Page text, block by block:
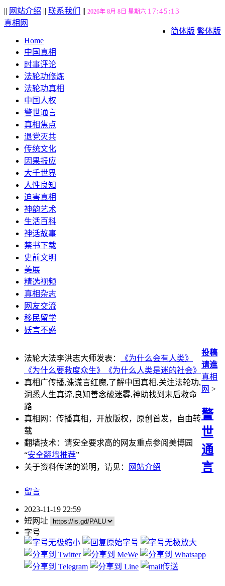
|| 网站介绍 || 联系我们 || 2026年 8月 8日 星期六 17:45:14
简体版 繁体版
真相网
Home
中国真相
时事评论
法轮功修炼
法轮功真相
中国人权
警世通言
真相焦点
退党灭共
传统文化
因果报应
大千世界
人性良知
迫害真相
神韵艺术
生活百科
神话故事
禁书下载
史前文明
美展
精选视频
真相杂志
网友交流
移民留学
妖言不惑
法轮大法李洪志大师发表：
《为什么会有人类》
《为什么要救度众生》
《为什么人类是迷的社会》
真相广传播,诛谎言红魔,了解中国真相,关注法轮功,
洞悉人生真谛,良知善念破迷雾,神助找到末后救命
路
真相网：传播真相，开放版权，原创首发，自由转
载
翻墙技术：请安全要求高的网友重点参阅美博园
“安全翻墙推荐”
关于资料传送的说明，请见：
网站介绍
投稿
请進
真相
网 >
警
世
通
言
留言
2023-11-19 22:59
短网址
字号